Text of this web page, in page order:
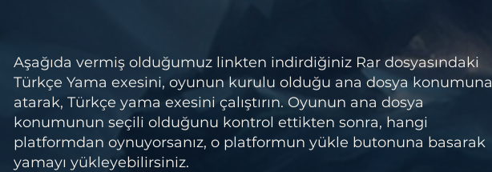
Aşağıda vermiş olduğumuz linkten indirdiğiniz Rar dosyasındaki
Türkçe Yama exesini, oyunun kurulu olduğu ana dosya konumuna
atarak, Türkçe yama exesini çalıştırın. Oyunun ana dosya
konumunun seçili olduğunu kontrol ettikten sonra, hangi
platformdan oynuyorsanız, o platformun yükle butonuna basarak
yamayı yükleyebilirsiniz.